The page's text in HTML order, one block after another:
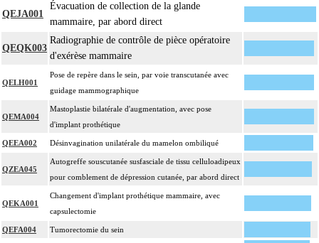
QEJA001
Évacuation de collection de la glande
mammaire, par abord direct
QEQK003
Radiographie de contrôle de pièce opératoire
d'exérèse mammaire
QELH001
Pose de repère dans le sein, par voie transcutanée avec
guidage mammographique
QEMA004
Mastoplastie bilatérale d'augmentation, avec pose
d'implant prothétique
QEEA002 Désinvagination unilatérale du mamelon ombiliqué
QZEA045
Autogreffe souscutanée susfasciale de tissu celluloadipeux
pour comblement de dépression cutanée, par abord direct
QEKA001
Changement d'implant prothétique mammaire, avec
capsulectomie
QEFA004 Tumorectomie du sein